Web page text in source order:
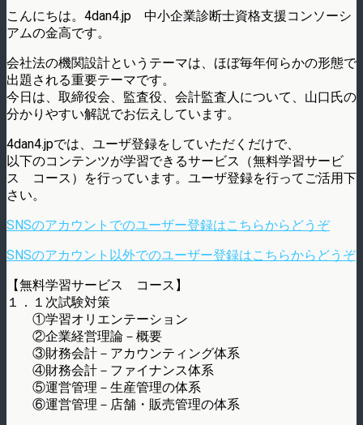
こんにちは。4dan4.jp 中小企業診断士資格支援コンソーシ
アムの金高です。
会社法の機関設計というテーマは、ほぼ毎年何らかの形態で
出題される重要テーマです。
今日は、取締役会、監査役、会計監査人について、山口氏の
分かりやすい解説でお伝えしています。
4dan4.jpでは、ユーザ登録をしていただくだけで、
以下のコンテンツが学習できるサービス（無料学習サービ
ス コース）を行っています。ユーザ登録を行ってご活用下
さい。
SNSのアカウントでのユーザー登録はこちらからどうぞ
SNSのアカウント以外でのユーザー登録はこちらからどうぞ
【無料学習サービス コース】
１．１次試験対策
①学習オリエンテーション
②企業経営理論－概要
③財務会計－アカウンティング体系
④財務会計－ファイナンス体系
⑤運営管理－生産管理の体系
⑥運営管理－店舗・販売管理の体系